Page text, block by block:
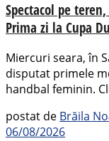
Spectacol pe
Prima zi la Cupa
Miercuri seara, în
disputat primele
handbal feminin.
postat de Brăila
06/08/2026